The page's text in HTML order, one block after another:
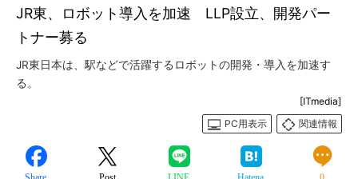
JR東、ロボット導入を加速 LLP設立、開発パー
トナー募る
JR東日本は、駅などで活躍するロボットの開発・導入を加速す
る。
[ITmedia]
PC用表示
関連情報